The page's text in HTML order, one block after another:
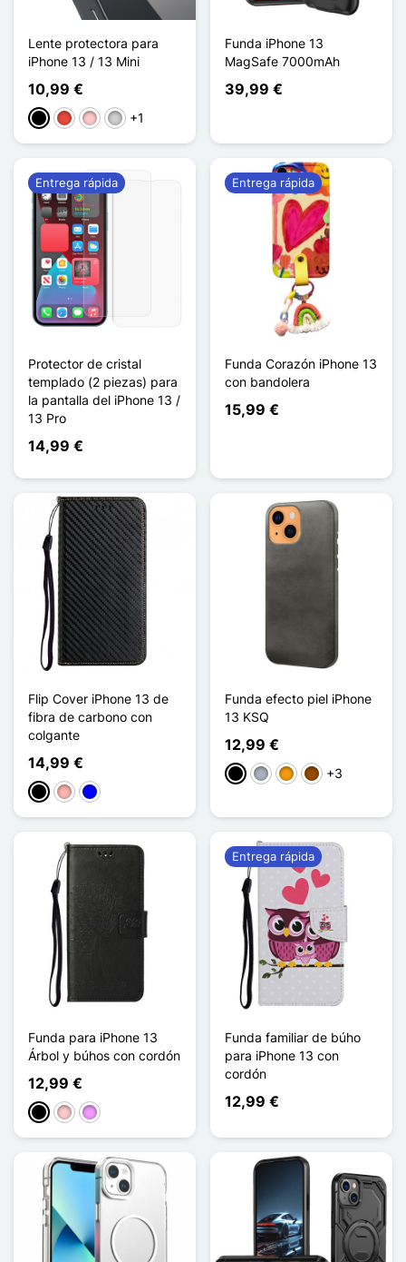
Lente protectora para
iPhone 13 / 13 Mini
10,99 €
NegroRojoRosaPlata+1
Funda iPhone 13
MagSafe 7000mAh
39,99 €
Protector de cristal
templado (2 piezas) para
la pantalla del iPhone 13 /
13 Pro
14,99 €
Entrega rápida
Funda Corazón iPhone 13
con bandolera
15,99 €
Entrega rápida
Flip Cover iPhone 13 de
fibra de carbono con
colgante
14,99 €
NegroOro rosa
Azul
Funda efecto piel iPhone
13 KSQ
12,99 €
NegroGris NaranjaMarrón
+3
Funda para iPhone 13
Árbol y búhos con cordón
12,99 €
NegroRosaMorado claro
Funda familiar de búho
para iPhone 13 con
cordón
12,99 €
Entrega rápida